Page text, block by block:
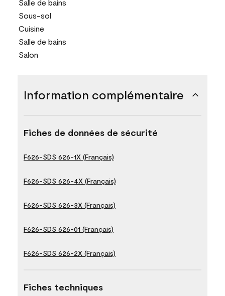
Salle de bains
Sous-sol
Cuisine
Salle de bains
Salon
Information complémentaire
Fiches de données de sécurité
F626-SDS 626-1X (Français)
F626-SDS 626-4X (Français)
F626-SDS 626-3X (Français)
F626-SDS 626-01 (Français)
F626-SDS 626-2X (Français)
Fiches techniques